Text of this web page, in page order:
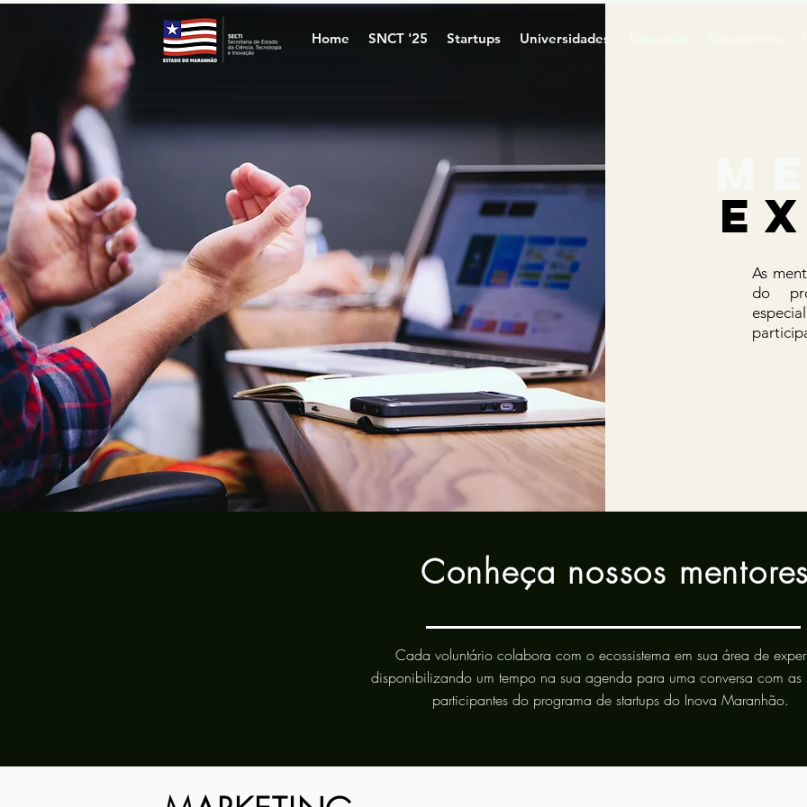
Home SNCT '25 Startups Universidades
As
do
Conheça nossos mentores
Cada voluntário colabora com o ecossistema em sua área de
disponibilizando um tempo na sua agenda para uma conversa com as
participantes do programa de startups do Inova Maranhão.